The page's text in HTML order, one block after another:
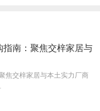
南：聚焦交梓家居与
焦交梓家居与本土实力厂商